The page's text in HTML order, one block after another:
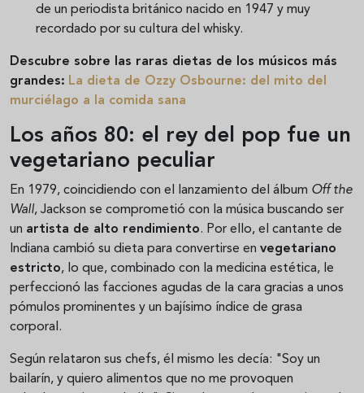
de un periodista británico nacido en 1947 y muy
recordado por su cultura del whisky.
Descubre sobre las raras dietas de los músicos más
grandes: La dieta de Ozzy Osbourne: del mito del
murciélago a la comida sana
Los años 80: el rey del pop fue un
vegetariano peculiar
En 1979, coincidiendo con el lanzamiento del álbum Off the
Wall, Jackson se comprometió con la música buscando ser
un artista de alto rendimiento. Por ello, el cantante de
Indiana cambió su dieta para convertirse en vegetariano
estricto, lo que, combinado con la medicina estética, le
perfeccionó las facciones agudas de la cara gracias a unos
pómulos prominentes y un bajísimo índice de grasa
corporal.
Según relataron sus chefs, él mismo les decía: "Soy un
bailarín, y quiero alimentos que no me provoquen